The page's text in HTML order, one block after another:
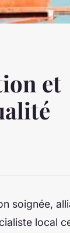
et
soignée,
local